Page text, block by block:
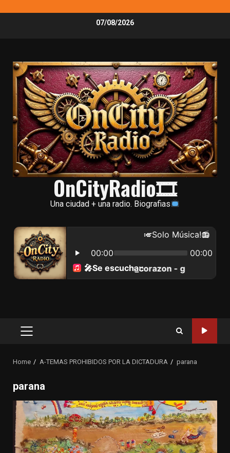
07/08/2026
OnCityRadio🎞
Una ciudad + una radio. Biografias
Primary
Home A-TEMAS PROHIBIDOS POR LA DICTADURA parana
parana